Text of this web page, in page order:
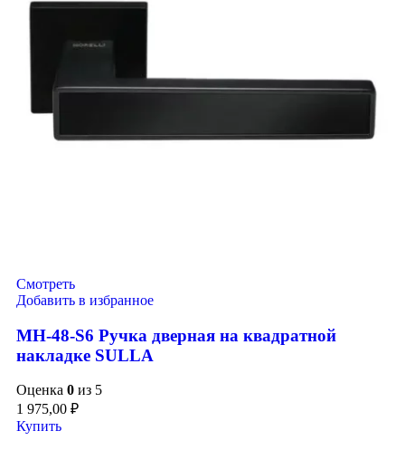
Смотреть
Добавить в избранное
MH-48-S6 Ручка дверная на квадратной
накладке SULLA
Оценка 0 из 5
1 975,00 ₽
Купить